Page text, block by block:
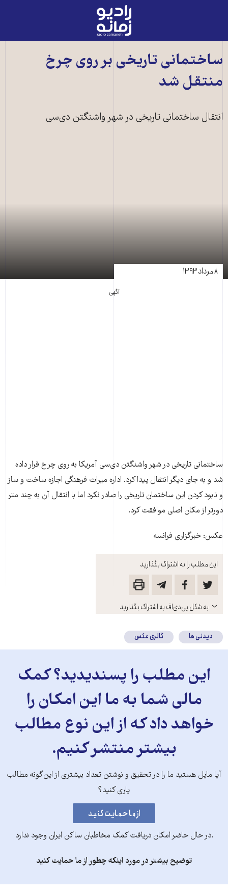
رادیو
زمانه
صفحه
ساختمانی تاریخی بر روی چرخ
منتقل شد
انتقال ساختمانی تاریخی در شهر واشنگتن دی‌سی
۸ مرداد ۱۳۹۳
آگهی
این مطلب را به اشتراک بگذارید
باز
کنید
به شکل پی‌دی‌اف به اشتراک بگذارید
ساختمانی تاریخی در شهر واشنگتن دی‌سی آمریکا به روی چرخ قرار داده
شد و به جای دیگر انتقال پیدا کرد. اداره میراث فرهنگی اجازه ساخت و ساز
و نابود کردن این ساختمان تاریخی را صادر نکرد اما با انتقال آن به چند متر
دورتر از مکان اصلی موافقت کرد.
عکس: خبرگزاری فرانسه
دیدنی ها گالری عکس
این مطلب را پسندیدید؟ کمک
مالی شما به ما این امکان را
خواهد داد که از این نوع مطالب
بیشتر منتشر کنیم.
آیا مایل هستید ما را در تحقیق و نوشتن تعداد بیشتری از این‌گونه مطالب
یاری کنید؟
.در حال حاضر امکان دریافت کمک مخاطبان ساکن ایران وجود ندارد
توضیح بیشتر در مورد اینکه چطور از ما حمایت کنید